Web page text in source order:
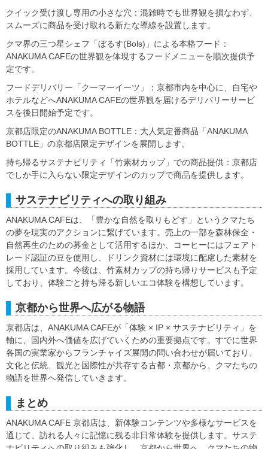
クイック受け渡し専用の小さな穴：混雑時でも世界観を損なわず、
スムーズに商品を受け取れる新たな導線を設置します。
クマ界の三つ星シェフ「ぼるす(Bols)」による本格フード：
ANAKUMA CAFEの世界観を体現するフードメニューを順次提供予
定です。
フードデリバリー「クーマーイーツ」：京都市内を中心に、自宅や
ホテルなどへANAKUMA CAFEの世界観を届けるデリバリーサービ
スを後日開始予定です。
京都店限定のANAKUMA BOTTLE：大人気定番商品「ANAKUMA
BOTTLE」の京都店限定デザインを展開します。
持ち帰るサステナビリティ「竹素材カップ」での商品提供：京都店
でしか手に入らない限定デザインのカップで商品を提供します。
サステナビリティへの取り組み
ANAKUMA CAFEは、「豊かな自然を取りもどす」というクマたち
の夢を現実のアクションに繋げています。売上の一部を森林保全・
自然再生のための募金として活用するほか、コーヒーにはフェアト
レード認証の豆を使用し、ドリンク資材には環境に配慮した素材を
採用しています。今後は、竹素材カップの持ち帰りサービスも予定
しており、体験ごと持ち帰る新しいエコ体験を構想しています。
京都から世界へ広がる物語
京都店は、ANAKUMA CAFEが「体験 × IP × サステナビリティ」を
軸に、国内外へ価値を広げていくための重要拠点です。すでに世界
各国の実業家からフランチャイズ展開の問い合わせが届いており、
文化と伝統、観光と国際性が共存する古都・京都から、クマたちの
物語を世界へ発信していきます。
まとめ
ANAKUMA CAFE 京都店は、新体験コンテンツや多様なサービスを
通じて、訪れる人々に記憶に残る非日常体験を提供します。サステ